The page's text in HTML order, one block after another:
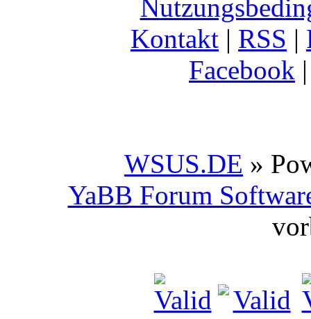
Kontakt | RSS |
Facebook
WSUS.DE »
YaBB Forum